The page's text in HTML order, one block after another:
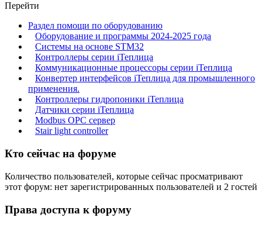
Перейти
Раздел помощи по оборудованию
Оборудование и программы 2024-2025 года
Системы на основе STM32
Контроллеры серии iТеплица
Коммуникационные процессоры серии iТеплица
Конвертер интерфейсов iТеплица для промышленного
применения.
Контроллеры гидропоники iТеплица
Датчики серии iТеплица
Modbus OPC сервер
Stair light controller
Кто сейчас на форуме
Количество пользователей, которые сейчас просматривают
этот форум: нет зарегистрированных пользователей и 2 гостей
Права доступа к форуму